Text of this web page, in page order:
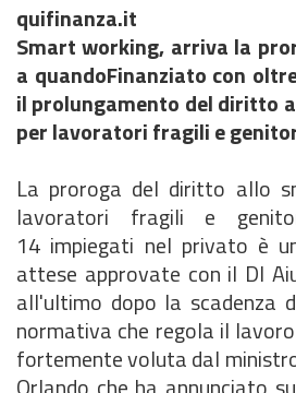
quifinanza.it
Smart working, arriva la
a quandoFinanziato con
il prolungamento del diritto
per lavoratori fragili e
La proroga del diritto allo
lavoratori fragili e
14 impiegati nel privato è
attese approvate con il Dl
all'ultimo dopo la scadenza
normativa che regola il
fortemente voluta dal